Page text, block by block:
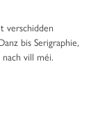
verschidden
bis Serigraphie,
vill méi.